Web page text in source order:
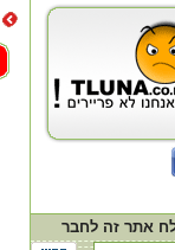
אתר זה לחבר